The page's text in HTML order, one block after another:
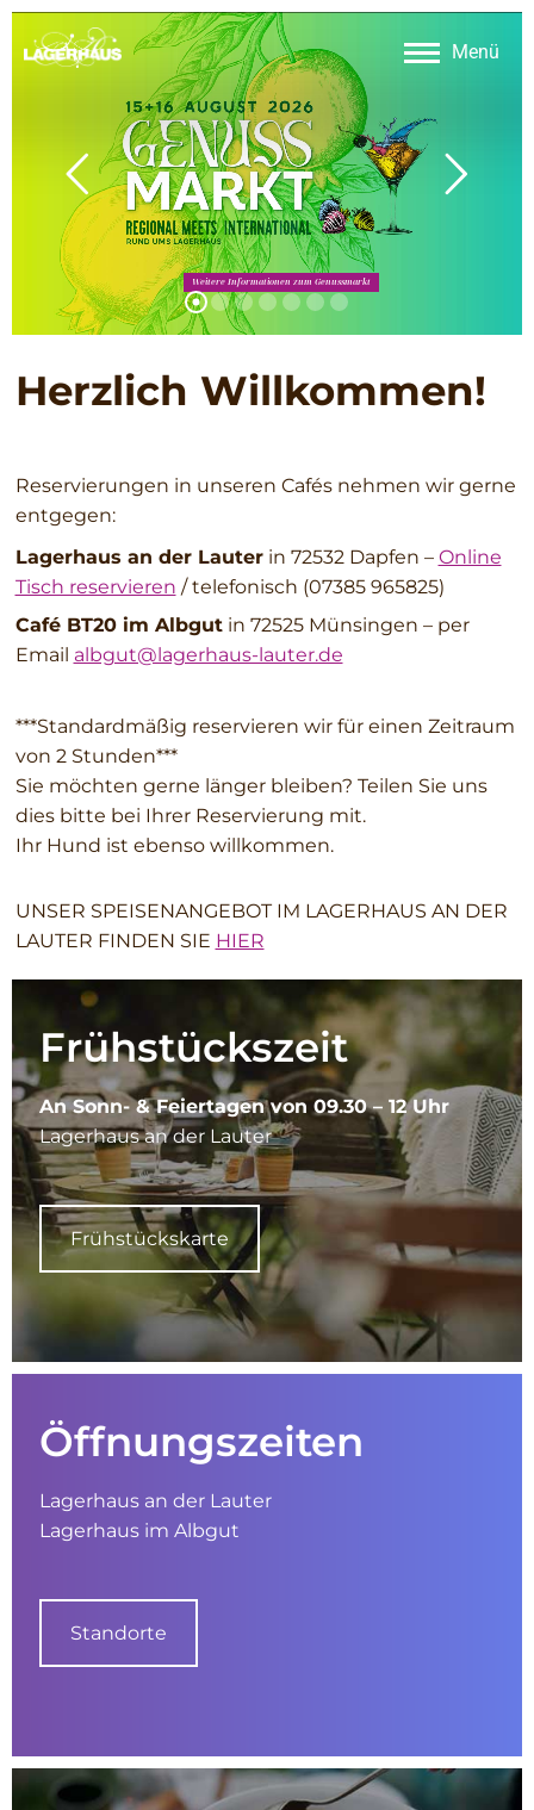
Menü
Weitere Informationen zum Genussmarkt
Herzlich Willkommen!
Reservierungen in unseren Cafés nehmen wir gerne
entgegen:
Lagerhaus an der Lauterin 72532 Dapfen – Online
Tisch reservieren / telefonisch (07385 965825)
Café BT20 im Albgutin 72525 Münsingen – per
Email albgut@lagerhaus-lauter.de
***Standardmäßig reservieren wir für einen Zeitraum
von 2 Stunden***
Sie möchten gerne länger bleiben? Teilen Sie uns
dies bitte bei Ihrer Reservierung mit.
Ihr Hund ist ebenso willkommen.
UNSER SPEISENANGEBOT IM LAGERHAUS AN DER
LAUTER FINDEN SIE HIER
Frühstücks­zeit
An Sonn- & Feiertagen von 09.30 – 12 Uhr
Lagerhaus an der Lauter
Frühstückskarte
Öffnungs­zeiten
Lagerhaus an der Lauter
Lagerhaus im Albgut
Standorte